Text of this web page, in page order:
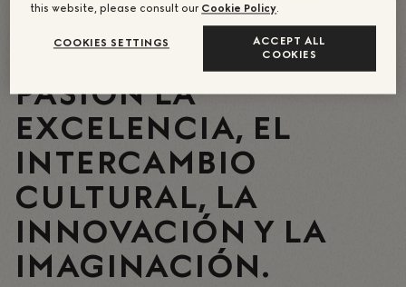
DÍA TRAS DÍA, AQUÍ SE
CULTIVAN CON
PASIÓN LA
EXCELENCIA, EL
INTERCAMBIO
CULTURAL, LA
INNOVACIÓN Y LA
IMAGINACIÓN.
this website, please consult our Cookie Policy.
COOKIES SETTINGS
ACCEPT ALL
COOKIES